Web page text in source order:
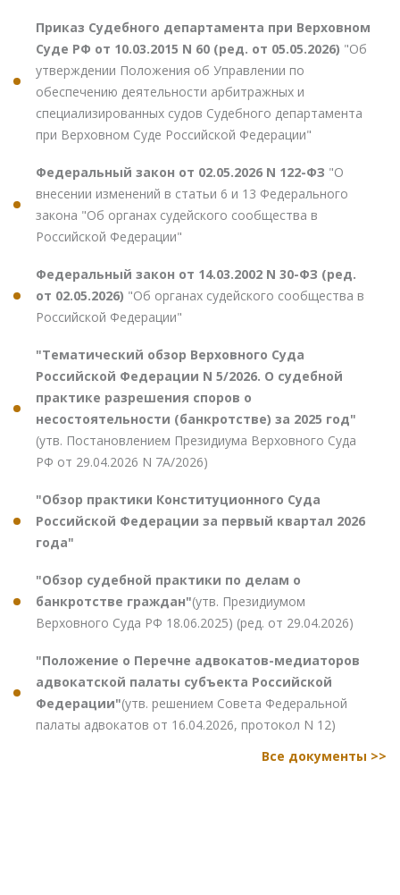
Приказ Судебного департамента при Верховном
Суде РФ от 10.03.2015 N 60 (ред. от 05.05.2026) "Об
утверждении Положения об Управлении по
обеспечению деятельности арбитражных и
специализированных судов Судебного департамента
при Верховном Суде Российской Федерации"
Федеральный закон от 02.05.2026 N 122-ФЗ "О
внесении изменений в статьи 6 и 13 Федерального
закона "Об органах судейского сообщества в
Российской Федерации"
Федеральный закон от 14.03.2002 N 30-ФЗ (ред.
от 02.05.2026) "Об органах судейского сообщества в
Российской Федерации"
"Тематический обзор Верховного Суда
Российской Федерации N 5/2026. О судебной
практике разрешения споров о
несостоятельности (банкротстве) за 2025 год"
(утв. Постановлением Президиума Верховного Суда
РФ от 29.04.2026 N 7А/2026)
"Обзор практики Конституционного Суда
Российской Федерации за первый квартал 2026
года"
"Обзор судебной практики по делам о
банкротстве граждан"(утв. Президиумом
Верховного Суда РФ 18.06.2025) (ред. от 29.04.2026)
"Положение о Перечне адвокатов-медиаторов
адвокатской палаты субъекта Российской
Федерации"(утв. решением Совета Федеральной
палаты адвокатов от 16.04.2026, протокол N 12)
Все документы >>